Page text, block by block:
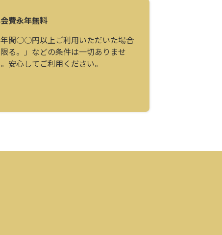
費永年無料
年間○○円以上ご利用いただいた場合
る。」などの条件は一切ありませ
安心してご利用ください。